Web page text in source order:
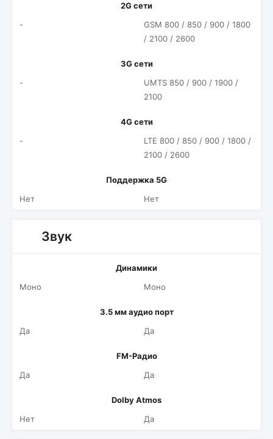
2G сети
-
GSM 800 / 850 / 900 / 1800
/ 2100 / 2600
3G сети
-
UMTS 850 / 900 / 1900 /
2100
4G сети
-
LTE 800 / 850 / 900 / 1800 /
2100 / 2600
Поддержка 5G
Нет
Нет
Звук
Динамики
Моно
Моно
3.5 мм аудио порт
Да
Да
FM-Радио
Да
Да
Dolby Atmos
Нет
Да